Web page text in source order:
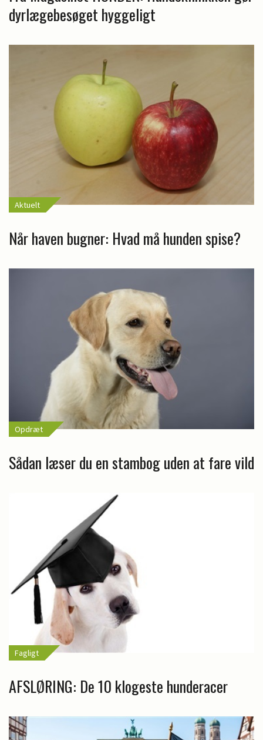
dyrlægebesøget hyggeligt
Aktuelt
Når haven bugner: Hvad må hunden spise?
Opdræt
Sådan læser du en stambog uden at fare vild
Fagligt
AFSLØRING: De 10 klogeste hunderacer